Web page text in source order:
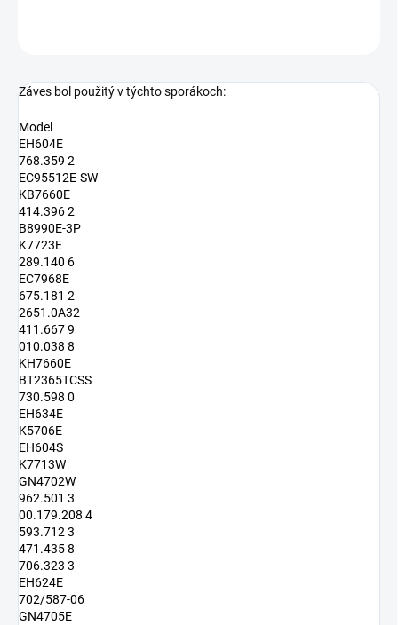
Záves bol použitý v týchto sporákoch:
Model
EH604E
768.359 2
EC95512E-SW
KB7660E
414.396 2
B8990E-3P
K7723E
289.140 6
EC7968E
675.181 2
2651.0A32
411.667 9
010.038 8
KH7660E
BT2365TCSS
730.598 0
EH634E
K5706E
EH604S
K7713W
GN4702W
962.501 3
00.179.208 4
593.712 3
471.435 8
706.323 3
EH624E
702/587-06
GN4705E